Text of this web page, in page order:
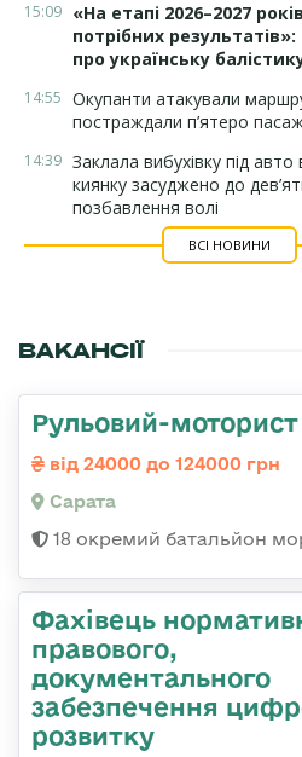
15:09 «На етапі 2026–2027
потрібних
про українську
14:55 Окупанти атакували
постраждали п’ятеро
14:39 Заклала вибухівку під авто
киянку засуджено до
позбавлення волі
ВСІ НОВИНИ
ВАКАНСІЇ
Рульовий-моторист
від 24000 до 124000 грн
Сарата
18 окремий батальйон
Фахівець
правового,
документального
забезпечення
розвитку